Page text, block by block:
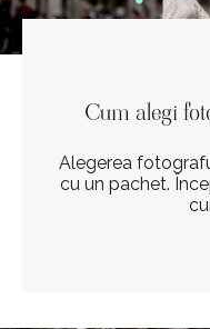
Cum alegi
Alegerea
cu un pachet.